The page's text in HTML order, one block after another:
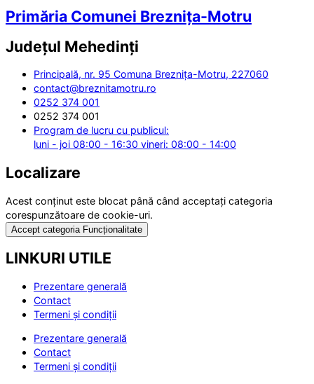
Primăria Comunei Breznița-Motru
Județul Mehedinți
Principală, nr. 95 Comuna Breznița-Motru, 227060
contact@breznitamotru.ro
0252 374 001
0252 374 001
Program de lucru cu publicul:
luni - joi 08:00 - 16:30 vineri: 08:00 - 14:00
Localizare
Acest conținut este blocat până când acceptați categoria
corespunzătoare de cookie-uri.
Accept categoria Funcționalitate
LINKURI UTILE
Prezentare generală
Contact
Termeni și condiții
Prezentare generală
Contact
Termeni și condiții